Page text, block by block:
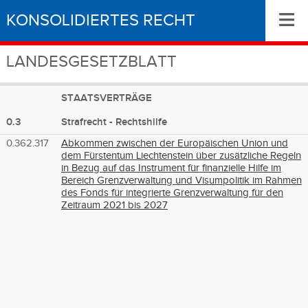
KONSOLIDIERTES RECHT
LANDESGESETZBLATT
≡
STAATSVERTRÄGE
0.3
Strafrecht - Rechtshilfe
0.362.317
Abkommen zwischen der Europäischen Union und
dem Fürstentum Liechtenstein über zusätzliche Regeln
in Bezug auf das Instrument für finanzielle Hilfe im
Bereich Grenzverwaltung und Visumpolitik im Rahmen
des Fonds für integrierte Grenzverwaltung für den
Zeitraum 2021 bis 2027